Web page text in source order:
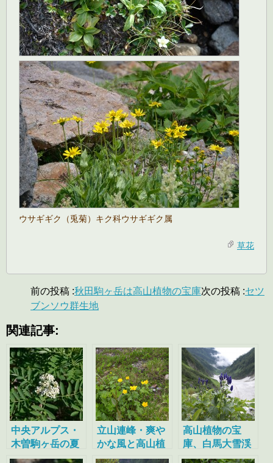
ウサギギク（兎菊）キク科ウサギギク属
草花
前の投稿 :秋田駒ヶ岳は高山植物の宝庫次の投稿 :セツ
ブンソウ群生地
関連記事:
中央アルプス・
木曽駒ヶ岳の夏
立山連峰・爽や
かな風と高山植
物
高山植物の宝
庫、白馬大雪渓
からお花畑へ